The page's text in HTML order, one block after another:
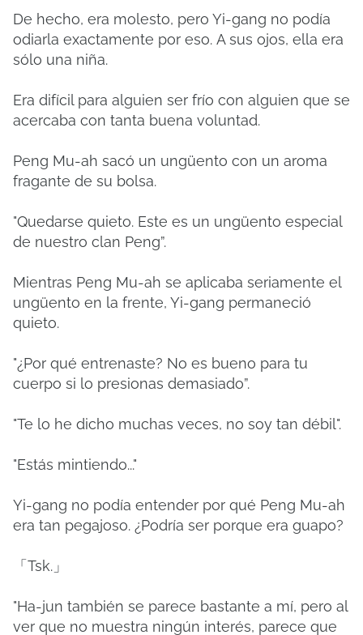
De hecho, era molesto, pero Yi-gang no podía
odiarla exactamente por eso. A sus ojos, ella era
sólo una niña.
Era difícil para alguien ser frío con alguien que se
acercaba con tanta buena voluntad.
Peng Mu-ah sacó un ungüento con un aroma
fragante de su bolsa.
"Quedarse quieto. Este es un ungüento especial
de nuestro clan Peng”.
Mientras Peng Mu-ah se aplicaba seriamente el
ungüento en la frente, Yi-gang permaneció
quieto.
"¿Por qué entrenaste? No es bueno para tu
cuerpo si lo presionas demasiado”.
"Te lo he dicho muchas veces, no soy tan débil".
"Estás mintiendo..."
Yi-gang no podía entender por qué Peng Mu-ah
era tan pegajoso. ¿Podría ser porque era guapo?
「Tsk.」
"Ha-jun también se parece bastante a mí, pero al
ver que no muestra ningún interés, parece que